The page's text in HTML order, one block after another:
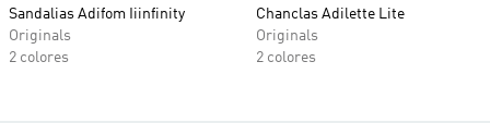
Sandalias Adifom Iiinfinity
Originals
2 colores
Chanclas Adilette Lite
Originals
2 colores